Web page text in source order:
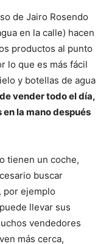
de Jairo Rosendo
en la calle) hacen
productos al punto
lo que es más fácil
y botellas de agua
vender todo el día,
la mano después
tienen un coche,
buscar
por ejemplo
llevar sus
vendedores
más cerca,